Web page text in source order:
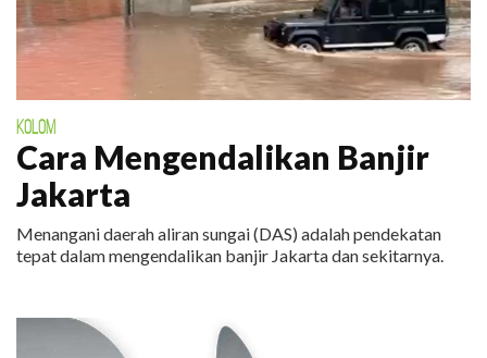
KOLOM
Cara Mengendalikan Banjir
Jakarta
Menangani daerah aliran sungai (DAS) adalah pendekatan
tepat dalam mengendalikan banjir Jakarta dan sekitarnya.